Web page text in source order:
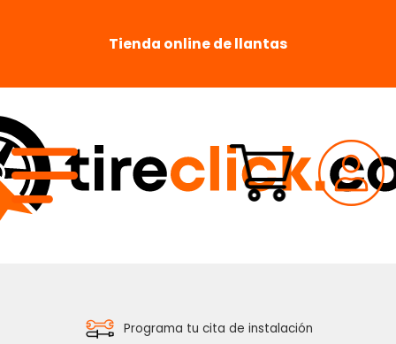
Tienda online de llantas
Soporte de ventas especializado